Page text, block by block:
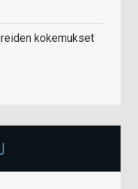
kokemukset